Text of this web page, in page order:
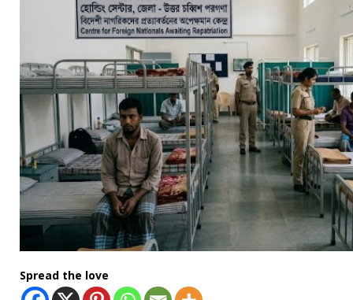
Spread the love